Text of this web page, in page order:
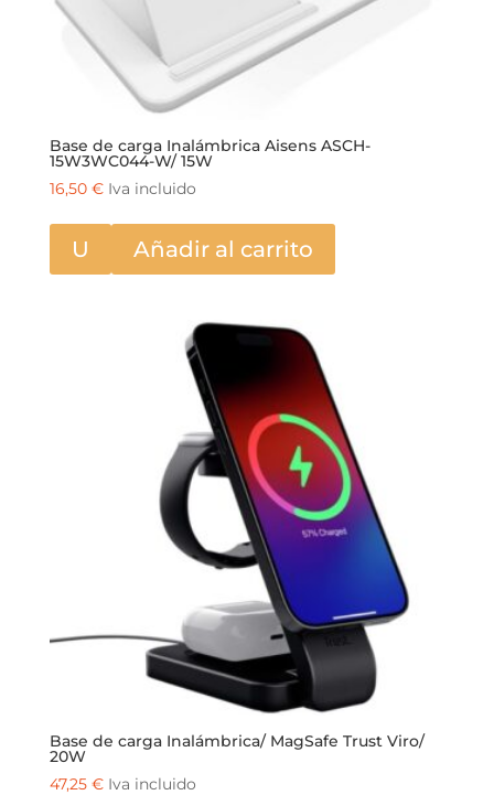
Base de carga Inalámbrica Aisens ASCH-
15W3WC044-W/ 15W
16,50 € Iva incluido
U Añadir al carrito
Base de carga Inalámbrica/ MagSafe Trust Viro/
20W
47,25 € Iva incluido